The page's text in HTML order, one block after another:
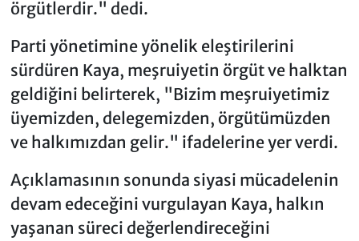
örgütlerdir." dedi.
Parti yönetimine yönelik eleştirilerini
sürdüren Kaya, meşruiyetin örgüt ve halktan
geldiğini belirterek, "Bizim meşruiyetimiz
üyemizden, delegemizden, örgütümüzden
ve halkımızdan gelir." ifadelerine yer verdi.
Açıklamasının sonunda siyasi mücadelenin
devam edeceğini vurgulayan Kaya, halkın
yaşanan süreci değerlendireceğini